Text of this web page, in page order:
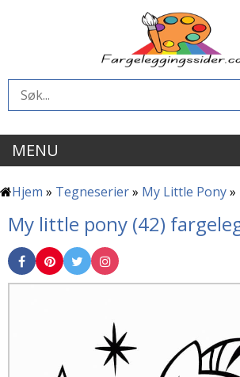
MENU
Hjem » Tegneserier» My Little Pony»
My little pony (42)